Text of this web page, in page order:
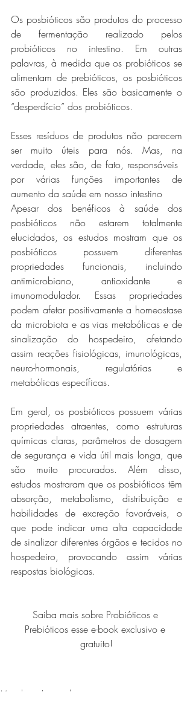
Os posbióticos são produtos do processo
de fermentação realizado pelos
probióticos no intestino. Em outras
palavras, à medida que os probióticos se
alimentam de prebióticos, os posbióticos
são produzidos. Eles são basicamente o
“desperdício” dos probióticos.
Esses resíduos de produtos não parecem
ser muito úteis para nós. Mas, na
verdade, eles são, de fato, responsáveis ​​
por várias funções importantes de
aumento da saúde em nosso intestino
Apesar dos benéficos à saúde dos
posbióticos não estarem totalmente
elucidados, os estudos mostram que os
posbióticos possuem diferentes
propriedades funcionais, incluindo
antimicrobiano, antioxidante e
imunomodulador. Essas propriedades
podem afetar positivamente a homeostase
da microbiota e as vias metabólicas e de
sinalização do hospedeiro, afetando
assim reações fisiológicas, imunológicas,
neuro-hormonais, regulatórias e
metabólicas específicas.
Em geral, os posbióticos possuem várias
propriedades atraentes, como estruturas
químicas claras, parâmetros de dosagem
de segurança e vida útil mais longa, que
são muito procurados. Além disso,
estudos mostraram que os posbióticos têm
absorção, metabolismo, distribuição e
habilidades de excreção favoráveis, o
que pode indicar uma alta capacidade
de sinalizar diferentes órgãos e tecidos no
hospedeiro, provocando assim várias
respostas biológicas.
Saiba mais sobre Probióticos e
Prebióticos esse e-book exclusivo e
gratuito!
Microbiota Intestinal